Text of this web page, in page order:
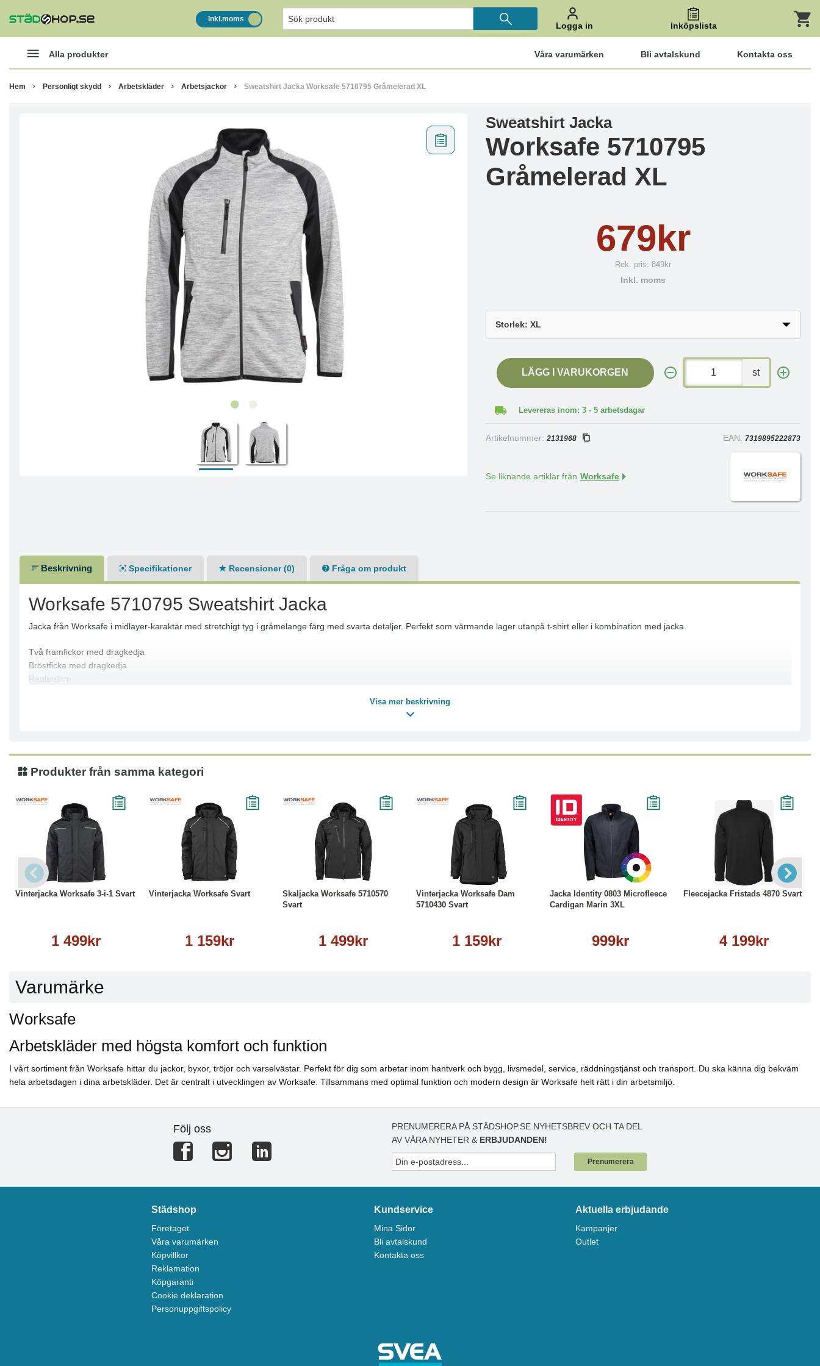
Inkl.moms
Logga in Inköpslista
Alla produkter Våra varumärken Bli avtalskund Kontakta oss
Hem Personligt skydd Arbetskläder Arbetsjackor Sweatshirt Jacka Worksafe 5710795 Gråmelerad XL
Sweatshirt Jacka
Worksafe 5710795
Gråmelerad XL
679kr
Rek. pris:849kr
Inkl. moms
LÄGG I VARUKORGEN st
Levereras inom: 3 - 5 arbetsdagar
Artikelnummer:2131968 EAN: 7319895222873
Se liknande artiklar från Worksafe
Beskrivning Specifikationer Recensioner (0) Fråga om produkt
Worksafe 5710795 Sweatshirt Jacka
Jacka från Worksafe i midlayer-karaktär med stretchigt tyg i gråmelange färg med svarta detaljer. Perfekt som värmande lager utanpå t-shirt eller i kombination med jacka.
Två framfickor med dragkedja
Bröstficka med dragkedja
Raglanärm
Svarta partier: 100% Polyester
Tål ej blekmedel
Ej torktumling
Ej strykning
Ej kemtvätt
Visa mer beskrivning
Produkter från samma kategori
Vinterjacka Worksafe 3-i-1 Svart
1 499kr
Vinterjacka Worksafe Svart
1 159kr
Skaljacka Worksafe 5710570
Svart
1 499kr
Vinterjacka Worksafe Dam
5710430 Svart
1 159kr
Läs mer
Jacka Identity 0803 Microfleece
Cardigan Marin 3XL
999kr
Köp Läs mer
Fleecejacka Fristads 4870 Svart
4 199kr
Varumärke
Worksafe
Arbetskläder med högsta komfort och funktion
I vårt sortiment från Worksafe hittar du jackor, byxor, tröjor och varselvästar. Perfekt för dig som arbetar inom hantverk och bygg, livsmedel, service, räddningstjänst och transport. Du ska känna dig bekväm
hela arbetsdagen i dina arbetskläder. Det är centralt i utvecklingen av Worksafe. Tillsammans med optimal funktion och modern design är Worksafe helt rätt i din arbetsmiljö.
Följ oss
PRENUMERERA PÅ STÄDSHOP.SE NYHETSBREV OCH TA DEL
AV VÅRA NYHETER & ERBJUDANDEN!
Prenumerera
Städshop
Företaget
Våra varumärken
Köpvillkor
Reklamation
Köpgaranti
Cookie deklaration
Personuppgiftspolicy
Kundservice
Mina Sidor
Bli avtalskund
Kontakta oss
Aktuella erbjudande
Kampanjer
Outlet